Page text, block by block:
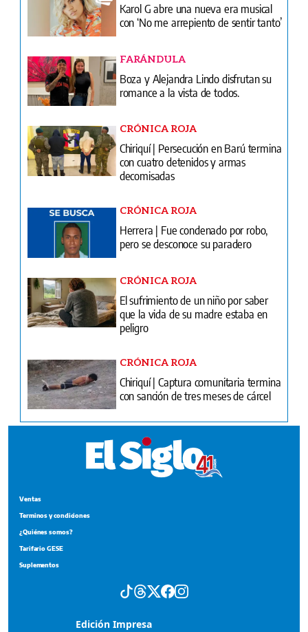
Karol G abre una nueva era musical
con ‘No me arrepiento de sentir tanto’
FARÁNDULA
Boza y Alejandra Lindo disfrutan su
romance a la vista de todos.
CRÓNICA ROJA
Chiriquí | Persecución en Barú termina
con cuatro detenidos y armas
decomisadas
CRÓNICA ROJA
Herrera | Fue condenado por robo,
pero se desconoce su paradero
CRÓNICA ROJA
El sufrimiento de un niño por saber
que la vida de su madre estaba en
peligro
CRÓNICA ROJA
Chiriquí | Captura comunitaria termina
con sanción de tres meses de cárcel
Ventas
Terminos y condiciones
¿Quiénes somos?
Tarifario GESE
Suplementos
Edición Impresa